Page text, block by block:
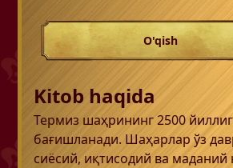
O'qish
Kitob haqida
Термиз шаҳрининг 2500
бағишланади. Шаҳарлар ўз
сиёсий, иқтисодий ва